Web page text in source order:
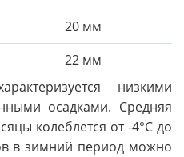
20 мм
22 мм
низкими
осадками. Средняя
колеблется от -4°C до
в зимний период можно